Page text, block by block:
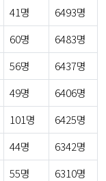
41명
6493명
60명
6483명
56명
6437명
49명
6406명
101명
6425명
44명
6342명
55명
6310명